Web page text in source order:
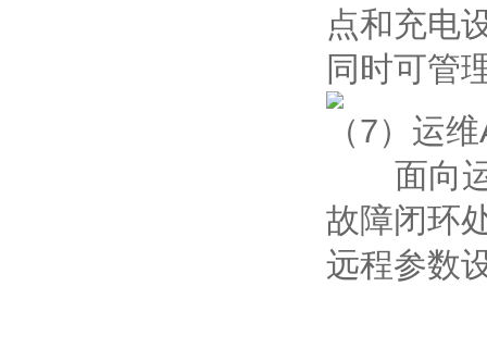
点和充电
同时可管
（7）运
面向运
故障闭环
远程参数